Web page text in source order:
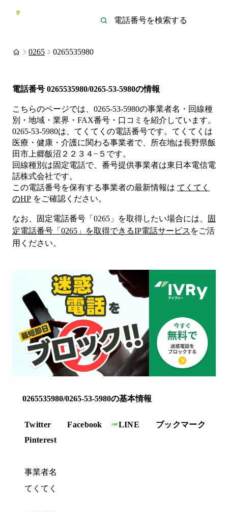
0265 0265535980
電話番号 0265535980/0265-53-5980の情報
こちらのページでは、 0265-53-5980の事業者名・回線種
別・地域・業界・FAX番号・口コミを紹介しています。
0265-53-5980は、 てくてく の電話番号です。 てくてくは
医療・健康・介護に関わる事業者で、所在地は長野県飯
田市上郷飯沼２２３４−５ です。
回線種別は固定電話で、番号提供事業者は東日本電信電
話株式会社です。
この電話番号を保有する事業者の最新情報は てくてく
のHP をご確認ください。
なお、固定電話番号「 0265 」を取得したい場合には、
固
定電話番号「 0265 」を取得できるIP電話サービス をご活
用ください。
0265535980/0265-53-5980の基本情報
Twitter Facebook LINE
ブックマーク
Pinterest
事業者名
てくてく